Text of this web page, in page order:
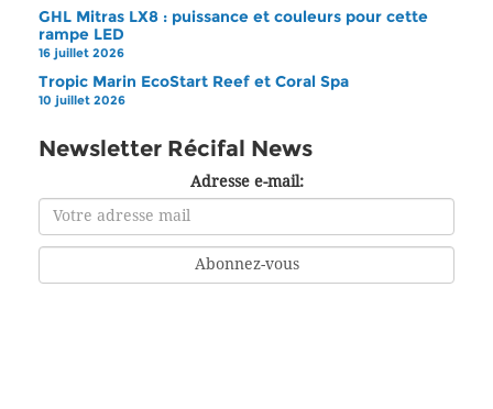
GHL Mitras LX8 : puissance et couleurs pour cette
rampe LED
16 juillet 2026
Tropic Marin EcoStart Reef et Coral Spa
10 juillet 2026
Newsletter Récifal News
Adresse e-mail: